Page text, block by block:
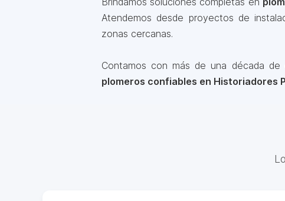
Atendemos desde proyectos de
zonas cercanas.
Contamos con más de una década
plomeros confiables en Historiadores